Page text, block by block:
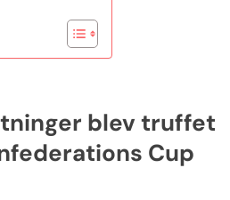
blev truffet
Cup